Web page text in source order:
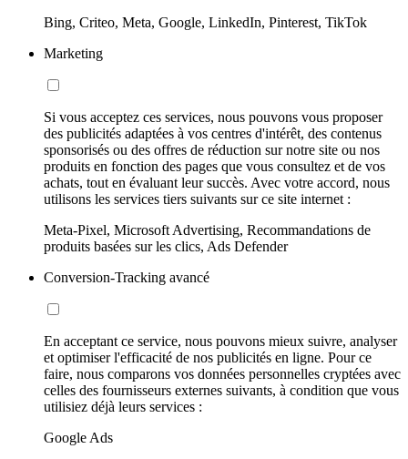
Bing, Criteo, Meta, Google, LinkedIn, Pinterest, TikTok
Marketing
Si vous acceptez ces services, nous pouvons vous proposer
des publicités adaptées à vos centres d'intérêt, des contenus
sponsorisés ou des offres de réduction sur notre site ou nos
produits en fonction des pages que vous consultez et de vos
achats, tout en évaluant leur succès. Avec votre accord, nous
utilisons les services tiers suivants sur ce site internet :
Meta-Pixel, Microsoft Advertising, Recommandations de
produits basées sur les clics, Ads Defender
Conversion-Tracking avancé
En acceptant ce service, nous pouvons mieux suivre, analyser
et optimiser l'efficacité de nos publicités en ligne. Pour ce
faire, nous comparons vos données personnelles cryptées avec
celles des fournisseurs externes suivants, à condition que vous
utilisiez déjà leurs services :
Google Ads